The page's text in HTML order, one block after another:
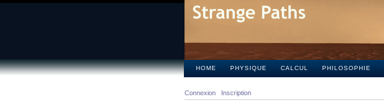
HOME PHYSIQUE CALCUL PHILOSOPHIE
Connexion Inscription